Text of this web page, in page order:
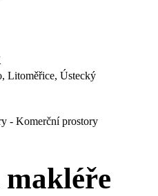
Litoměřice, Ústecký
- Komerční prostory